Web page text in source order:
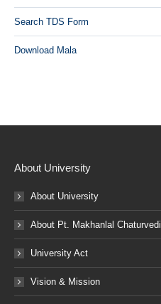
Search TDS Form
Download Mala
About University
About University
About Pt. Makhanlal Chaturvedi
University Act
Vision & Mission